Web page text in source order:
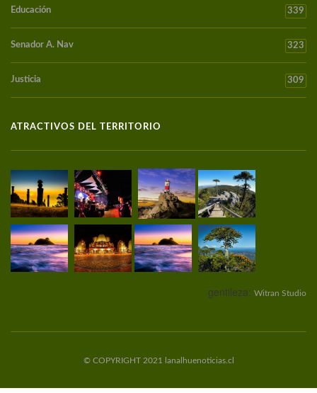
Educación 339
Senador A. Nav 323
Justicia 309
ATRACTIVOS DEL TERRITORIO
gentileza: Witran Studio
© COPYRIGHT 2021 lanalhuenoticias.cl